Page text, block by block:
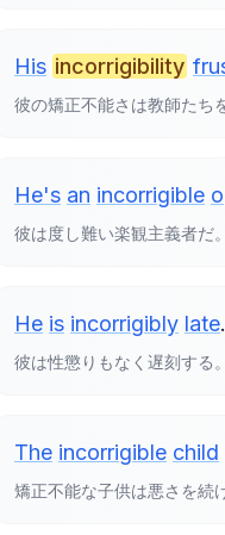
His incorrigibility
彼の矯正不能さは教師たち
He's an incorrigible
彼は度し難い楽観主義者だ。
He is incorrigibly late.
彼は性懲りもなく遅刻する。
The incorrigible child
矯正不能な子供は悪さを続